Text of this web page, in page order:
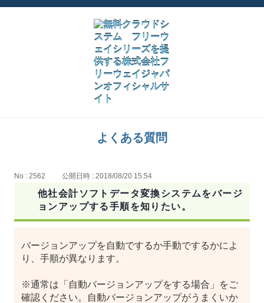
よくある質問
No : 2562 公開日時 : 2018/08/20 15:54
他社会計ソフトデータ変換システムをバージ
ョンアップする手順を知りたい。
バージョンアップを自動でするか手動でするかによ
り、手順が異なります。
※通常は「自動バージョンアップをする場合」をご
確認ください。自動バージョンアップがうまくいか